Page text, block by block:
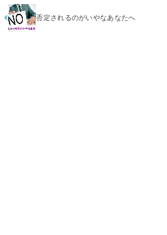
否定されるのがいやなあなたへ